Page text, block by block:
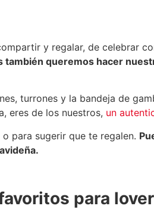
y regalar, de celebrar
también queremos hacer
turrones y la bandeja de
eres de los nuestros, un
para sugerir que te regalen.
para